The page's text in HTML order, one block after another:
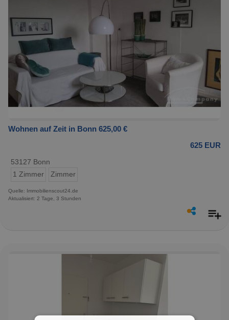
Wohnen auf Zeit in Bonn 625,00 €
625 EUR
53127 Bonn
1 Zimmer
Zimmer
Quelle: Immobilienscout24.de
Aktualisiert: 2 Tage, 3 Stunden